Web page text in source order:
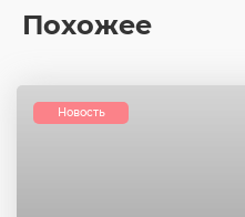
Похожее
Новость